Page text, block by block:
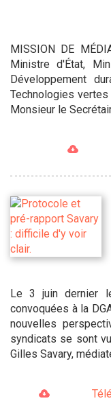
MISSION DE
Ministre d'État,
Développement
Technologies
Monsieur le
Le 3 juin dernier
convoquées à la
nouvelles
syndicats se sont
Gilles Savary,